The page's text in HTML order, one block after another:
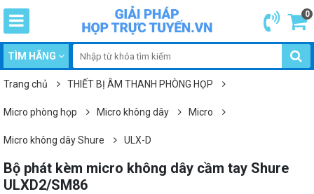
0
TÌM HÃNG
Trang chủ THIẾT BỊ ÂM THANH PHÒNG HỌP
Micro phòng họp Micro không dây Micro
Micro không dây Shure ULX-D
Bộ phát kèm micro không dây cầm tay Shure
ULXD2/SM86